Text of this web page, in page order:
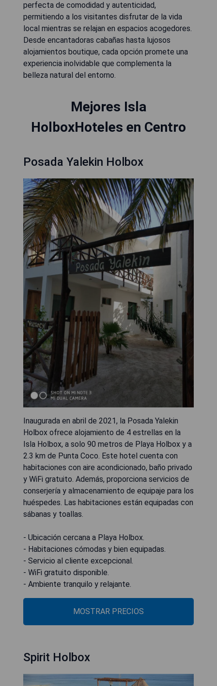
perfecta de comodidad y autenticidad,
permitiendo a los visitantes disfrutar de la vida
local mientras se relajan en espacios acogedores.
Desde encantadoras cabañas hasta lujosos
alojamientos boutique, cada opción promete una
experiencia inolvidable que complementa la
belleza natural del entorno.
Mejores Isla
HolboxHoteles en Centro
Posada Yalekin Holbox
Inaugurada en abril de 2021, la Posada Yalekin
Holbox ofrece alojamiento de 4 estrellas en la
Isla Holbox, a solo 90 metros de Playa Holbox y a
2.3 km de Punta Coco. Este hotel cuenta con
habitaciones con aire acondicionado, baño privado
y WiFi gratuito. Además, proporciona servicios de
conserjería y almacenamiento de equipaje para los
huéspedes. Las habitaciones están equipadas con
sábanas y toallas.
- Ubicación cercana a Playa Holbox.
- Habitaciones cómodas y bien equipadas.
- Servicio al cliente excepcional.
- WiFi gratuito disponible.
- Ambiente tranquilo y relajante.
MOSTRAR PRECIOS
Spirit Holbox